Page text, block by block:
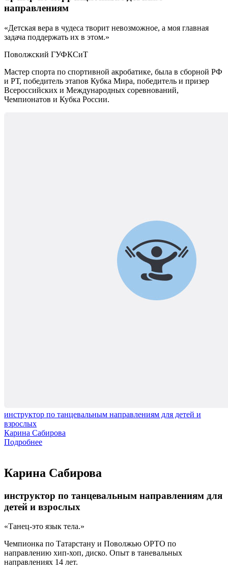
направлениям
Детская вера в чудеса творит невозможное, а моя главная
задача поддержать их в этом.
Поволжский ГУФКСиТ
Мастер спорта по спортивной акробатике, была в сборной РФ
и РТ, победитель этапов Кубка Мира, победитель и призер
Всероссийских и Международных соревнований,
Чемпионатов и Кубка России.
инструктор по танцевальным направлениям для детей и
взрослых
Карина Сабирова
Подробнее
Карина Сабирова
инструктор по танцевальным направлениям для
детей и взрослых
Танец-это язык тела.
Чемпионка по Татарстану и Поволжью ОРТО по
направлению хип-хоп, диско. Опыт в таневальных
направлениях 14 лет.